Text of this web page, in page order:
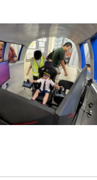
2025-2026年度[有功課，無家課]的親子填色比賽得獎名單
更多